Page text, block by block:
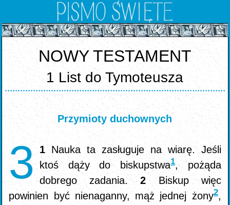
NOWY TESTAMENT
1 List do Tymoteusza
Przymioty duchownych
3 1 Nauka ta zasługuje na wiarę. Jeśli
ktoś dąży do biskupstwa1, pożąda
dobrego zadania.2 Biskup więc
powinien być nienaganny, mąż jednej żony2,